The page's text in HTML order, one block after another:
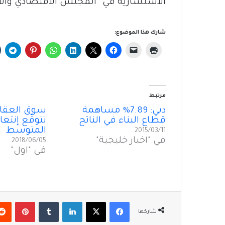
الاستشارية في “المجلس الاقتصادي
شارك هذا الموضوع:
مرتبط
دبي: 7.89% مساهمة
قطاع البناء في الناتج
2015/03/11
في "أخبار خليجية"
سوق
تتوقّع
المتوسط
2018/06/05
في "أول"
شاركها
فيسبوك‫X لينكدإن